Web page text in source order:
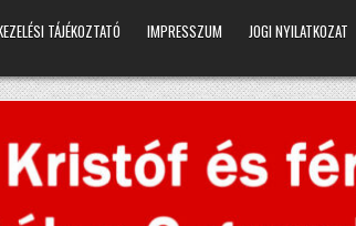
TÁJÉKOZTATÓ IMPRESSZUM JOGI NYILATKOZAT